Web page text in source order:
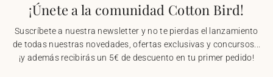
¡Únete a la comunidad Cotton Bird!
Suscríbete a nuestra newsletter y no te pierdas el lanzamiento
de todas nuestras novedades, ofertas exclusivas y concursos...
¡y además recibirás un 5€ de descuento en tu primer pedido!